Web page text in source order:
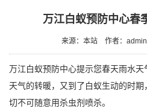
万江白蚁预防中心春
来源：本站 作者：admin
万江白蚁预防中心提示您春天雨水天
天气的转暖，又到了白蚁生动的时期
切不可随意用杀虫剂喷杀。